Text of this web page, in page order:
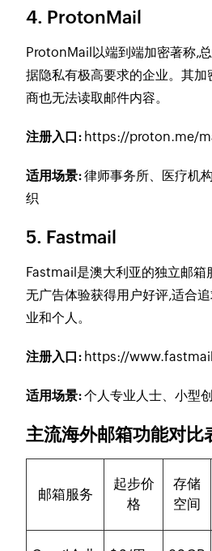
4. ProtonMail
ProtonMail以端到端加密著称,
据隐私有极高要求的企业。其加
商也无法读取邮件内容。
注册入口: https://proton.me/
适用场景:律师事务所、医疗机
织
5. Fastmail
Fastmail是澳大利亚的独立邮箱
无广告体验获得用户好评,适合
业和个人。
注册入口: https://
适用场景:个人专业人士、小型
主流海外邮箱功能对比
邮箱服务
起步价
格
存储
空间